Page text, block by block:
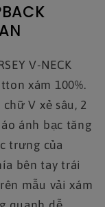
V-NECK
xám 100%.
V xẻ sâu, 2
ánh bạc tăng
trưng của
bên tay trái
mẫu vải xám